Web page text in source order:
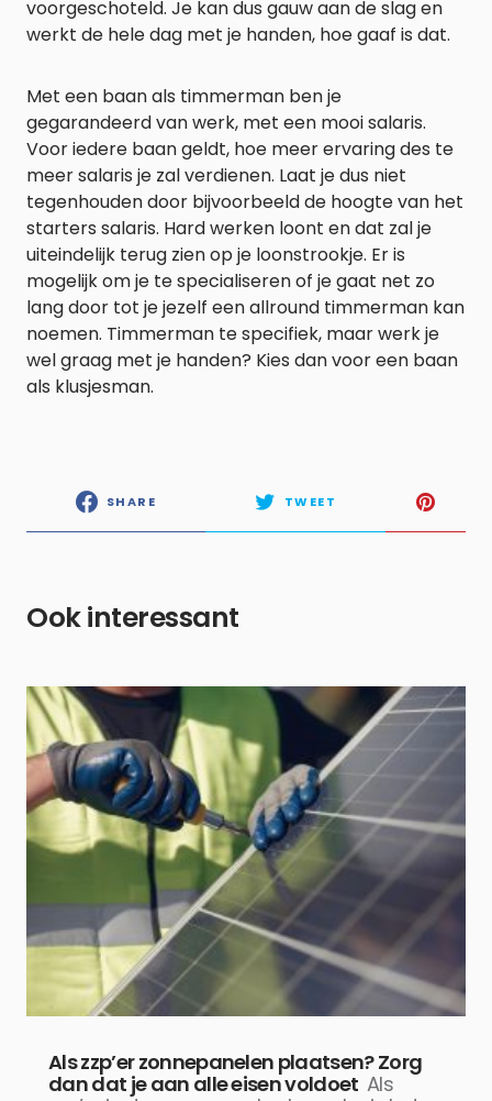
voorgeschoteld. Je kan dus gauw aan de slag en
werkt de hele dag met je handen, hoe gaaf is dat.
Met een baan als timmerman ben je
gegarandeerd van werk, met een mooi salaris.
Voor iedere baan geldt, hoe meer ervaring des te
meer salaris je zal verdienen. Laat je dus niet
tegenhouden door bijvoorbeeld de hoogte van het
starters salaris. Hard werken loont en dat zal je
uiteindelijk terug zien op je loonstrookje. Er is
mogelijk om je te specialiseren of je gaat net zo
lang door tot je jezelf een allround timmerman kan
noemen. Timmerman te specifiek, maar werk je
wel graag met je handen? Kies dan voor een baan
als klusjesman.
SHARE TWEET
Ook interessant
Als zzp’er zonnepanelen plaatsen? Zorg
dan dat je aan alle eisen voldoet Als